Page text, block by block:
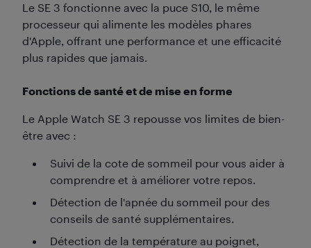
Le SE 3 fonctionne avec la puce S10, le même
processeur qui alimente les modèles phares
d'Apple, offrant une performance et une efficacité
plus rapides que jamais.
Fonctions de santé et de mise en forme
Le Apple Watch SE 3 repousse vos limites de bien-
être avec :
Suivi de la cote de sommeil pour vous aider à
comprendre et à améliorer votre repos.
Détection de l'apnée du sommeil pour des
conseils de santé supplémentaires.
Détection de la température au poignet,